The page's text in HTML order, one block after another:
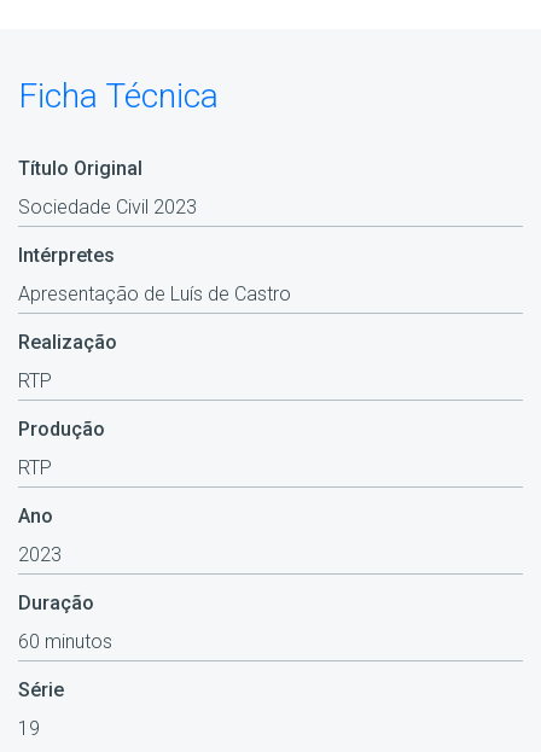
Ficha Técnica
Título Original
Sociedade Civil 2023
Intérpretes
Apresentação de Luís de Castro
Realização
RTP
Produção
RTP
Ano
2023
Duração
60 minutos
Série
19